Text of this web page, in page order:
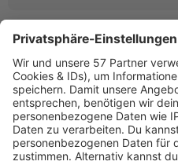
Linktipps:
RADIO SALÜ
Saarlands bester Musikmix
www.salue.de»